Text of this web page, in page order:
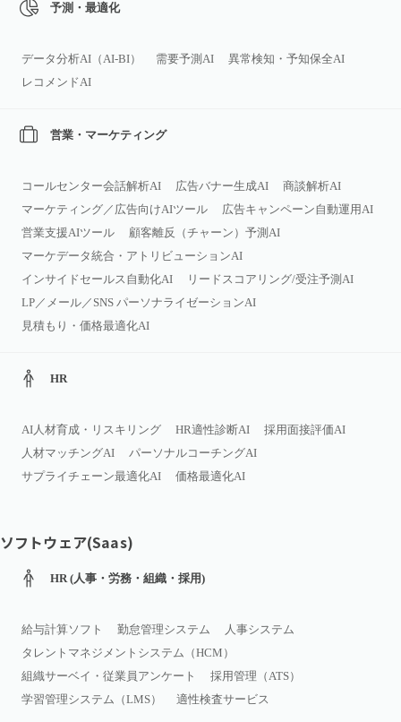
予測・最適化
データ分析AI（AI‑BI） 需要予測AI
異常検知・予知保全AI
レコメンドAI
営業・マーケティング
コールセンター会話解析AI 広告バナー生成AI
商談解析AI
マーケティング／広告向けAIツール
広告キャンペーン自動運用AI
営業支援AIツール
顧客離反（チャーン）予測AI
マーケデータ統合・アトリビューションAI
インサイドセールス自動化AI
リードスコアリング/受注予測AI
LP／メール／SNS パーソナライゼーションAI
見積もり・価格最適化AI
HR
AI人材育成・リスキリング HR適性診断AI
採用面接評価AI
人材マッチングAI
パーソナルコーチングAI
サプライチェーン最適化AI
価格最適化AI
ソフトウェア(Saas)
HR (人事・労務・組織・採用)
給与計算ソフト 勤怠管理システム
人事システム
タレントマネジメントシステム（HCM）
組織サーベイ・従業員アンケート
採用管理（ATS）
学習管理システム（LMS）
適性検査サービス